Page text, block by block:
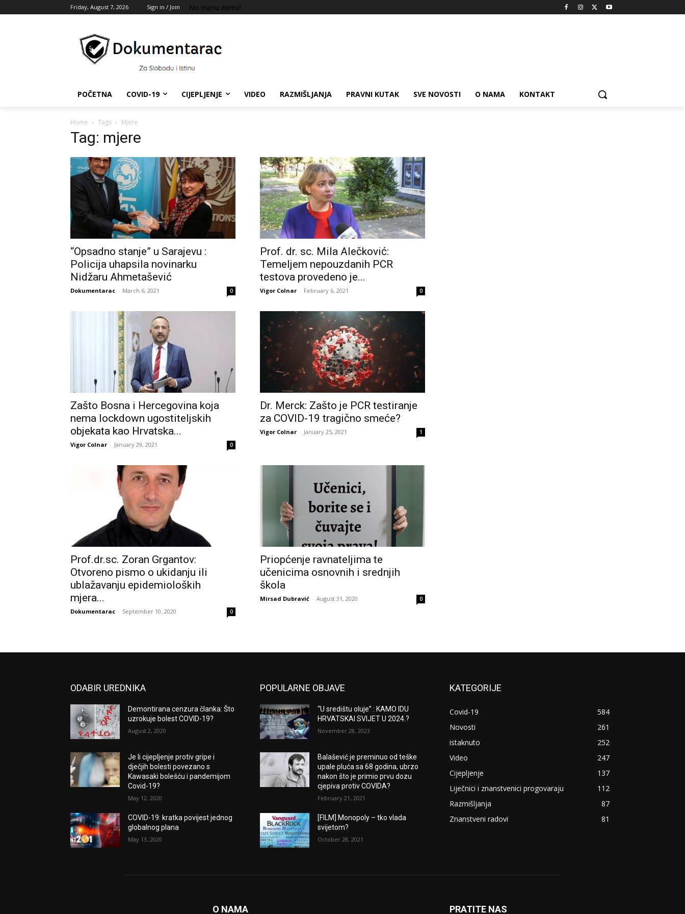
Friday, August 7, 2026 Sign in / Join No menu items!
POČETNA COVID-19 CIJEPLJENJE VIDEO RAZMIŠLJANJA PRAVNI KUTAK SVE NOVOSTI O NAMA KONTAKT
Home Tags Mjere
Tag: mjere
“Opsadno stanje” u Sarajevu :
Policija uhapsila novinarku
Nidžaru Ahmetašević
Dokumentarac - March 6, 2021 0
Prof. dr. sc. Mila Alečković:
Temeljem nepouzdanih PCR
testova provedeno je...
Vigor Colnar - February 6, 2021 0
Zašto Bosna i Hercegovina koja
nema lockdown ugostiteljskih
objekata kao Hrvatska...
Vigor Colnar - January 29, 2021 0
Dr. Merck: Zašto je PCR testiranje
za COVID-19 tragično smeće?
Vigor Colnar - January 25, 2021 1
Prof.dr.sc. Zoran Grgantov:
Otvoreno pismo o ukidanju ili
ublažavanju epidemioloških
mjera...
Dokumentarac - September 10, 2020 0
Priopćenje ravnateljima te
učenicima osnovnih i srednjih
škola
Mirsad Dubravić - August 31, 2020 0
ODABIR UREDNIKA
Demontirana cenzura članka: Što
uzrokuje bolest COVID-19?
August 2, 2020
Je li cijepljenje protiv gripe i
dječjih bolesti povezano s
Kawasaki bolešću i pandemijom
Covid-19?
May 12, 2020
COVID-19: kratka povijest jednog
globalnog plana
May 13, 2020
POPULARNE OBJAVE
“U središtu oluje” : KAMO IDU
HRVATSKAI SVIJET U 2024.?
November 28, 2023
Balašević je preminuo od teške
upale pluća sa 68 godina, ubrzo
nakon što je primio prvu dozu
cjepiva protiv COVIDA?
February 21, 2021
[FILM] Monopoly – tko vlada
svijetom?
October 28, 2021
KATEGORIJE
Covid-19
584
Novosti
261
istaknuto
252
Video
247
Cijepljenje
137
Liječnici i znanstvenici progovaraju
112
Razmišljanja
87
Znanstveni radovi
81
O NAMA PRATITE NAS